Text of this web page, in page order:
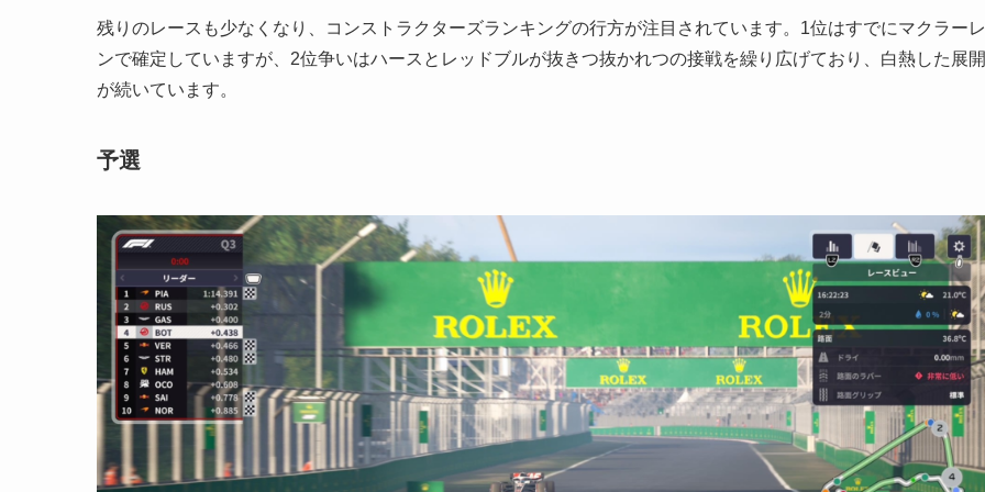
残りのレースも少なくなり、コンストラクターズランキングの行方が注目されています。1位はすでにマクラーレ
ンで確定していますが、2位争いはハースとレッドブルが抜きつ抜かれつの接戦を繰り広げており、白熱した展開
が続いています。
予選